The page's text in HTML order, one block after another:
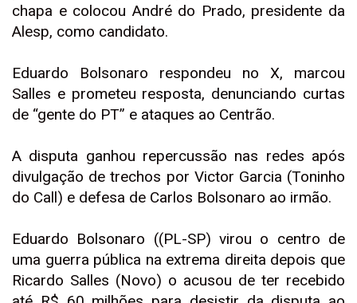
chapa e colocou André do Prado, presidente da
Alesp, como candidato.
Eduardo Bolsonaro respondeu no X, marcou
Salles e prometeu resposta, denunciando curtas
de “gente do PT” e ataques ao Centrão.
A disputa ganhou repercussão nas redes após
divulgação de trechos por Victor Garcia (Toninho
do Call) e defesa de Carlos Bolsonaro ao irmão.
Eduardo Bolsonaro ((PL-SP) virou o centro de
uma guerra pública na extrema direita depois que
Ricardo Salles (Novo) o acusou de ter recebido